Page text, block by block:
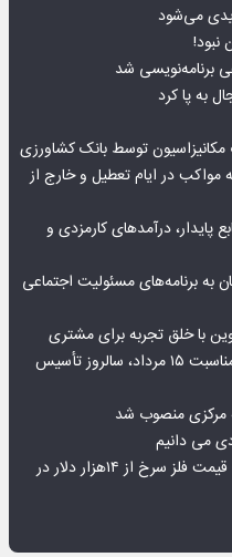
می‌شود
نبود!
برنامه‌نویسی شد
به پا کرد
در ایام تعطیل و خارج از
پایدار، درآمدهای کارمزدی و
از ۷۰ میلیارد تومان به برنامه‌های مسئولیت اجتماعی
با خلق تجربه برای مشتری
پیام مدیرعامل بانک توسعه تعاون به مناسبت ۱۵ مرداد، سالروز تأسیس
مرکزی منصوب شد
می دانیم
تداوم صعود مس در بازارهای جهانی؛ قیمت فلز سرخ از ۱۴هزار دلار در